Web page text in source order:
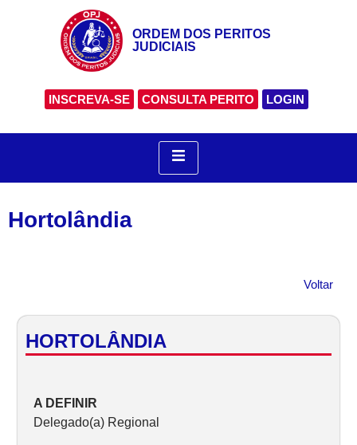
ORDEM DOS PERITOS
JUDICIAIS
INSCREVA-SE CONSULTA PERITO LOGIN
Hortolândia
Voltar
HORTOLÂNDIA
A DEFINIR
Delegado(a) Regional